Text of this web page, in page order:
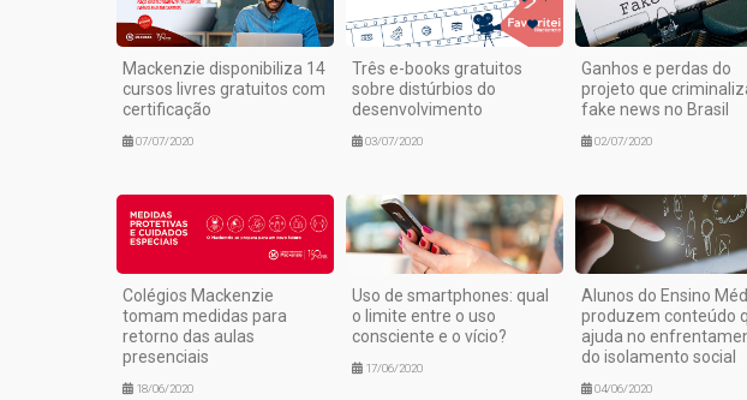
Mackenzie disponibiliza 14
cursos livres gratuitos com
certificação
07/07/2020
Três e-books gratuitos
sobre distúrbios do
desenvolvimento
03/07/2020
Ganhos e perdas do
projeto que
fake news no Brasil
02/07/2020
Colégios Mackenzie
tomam medidas para
retorno das aulas
presenciais
18/06/2020
Uso de smartphones: qual
o limite entre o uso
consciente e o vício?
17/06/2020
Alunos do Ensino
produzem conteúdo
ajuda no
do isolamento social
04/06/2020